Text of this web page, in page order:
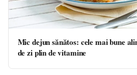
Mic dejun sănătos: cele mai bune
de zi plin de vitamine